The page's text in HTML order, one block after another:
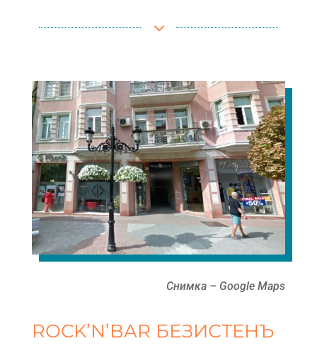
3
Снимка – Google Maps
ROCK’N’BAR БЕЗИСТЕНЪ